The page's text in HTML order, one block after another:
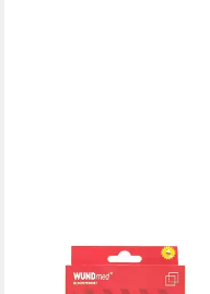
WUNDMED
Wundpflaster Transparente